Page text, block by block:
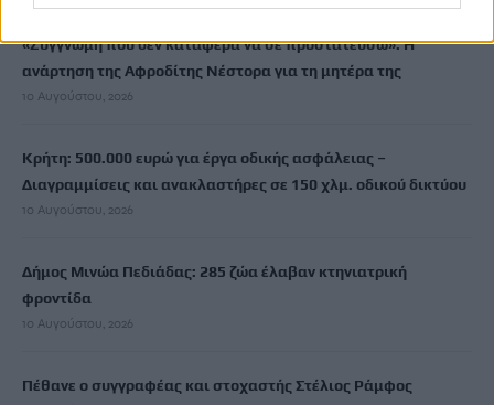
«Συγγνώμη που δεν κατάφερα να σε προστατεύσω»: Η
ανάρτηση της Αφροδίτης Νέστορα για τη μητέρα της
10 Αυγούστου, 2026
Κρήτη: 500.000 ευρώ για έργα οδικής ασφάλειας –
Διαγραμμίσεις και ανακλαστήρες σε 150 χλμ. οδικού δικτύου
10 Αυγούστου, 2026
Δήμος Μινώα Πεδιάδας: 285 ζώα έλαβαν κτηνιατρική
φροντίδα
10 Αυγούστου, 2026
Πέθανε ο συγγραφέας και στοχαστής Στέλιος Ράμφος